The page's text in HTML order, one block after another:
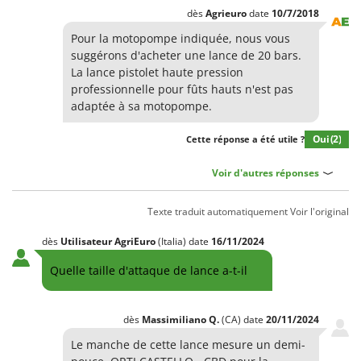
Gyrobroyeurs à lame pour tracteur
Haches - Cognées et Hachettes
Hachoirs à viande
L
Lave-vitres
Lieuses électriques pour vignes
Machines à pâtes
EcoFlow
Edilmark
Effeuno
Einhell
Eurosystems
Fama Industrie
Famag
dèsAgrieurodate 10/7/2018
Pour la motopompe indiquée, nous vous
suggérons d'acheter une lance de 20 bars.
La lance pistolet haute pression
professionnelle pour fûts hauts n'est pas
adaptée à sa motopompe.
Cette réponse a été utile ? Oui(2)
Voir d'autres réponses
Texte traduit automatiquementVoir l'original
dès Utilisateur AgriEuro(Italia) date 16/11/2024
Quelle taille d'attaque de lance a-t-il
dès MassimilianoQ.(CA) date 20/11/2024
Le manche de cette lance mesure un demi-